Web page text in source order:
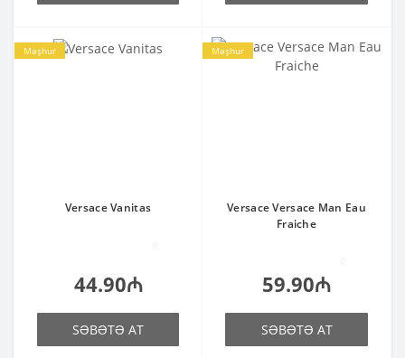
Məşhur
Versace Vanitas
44.90₼
SƏBƏTƏ AT
Məşhur
Versace Versace Man Eau
Fraiche
59.90₼
SƏBƏTƏ AT